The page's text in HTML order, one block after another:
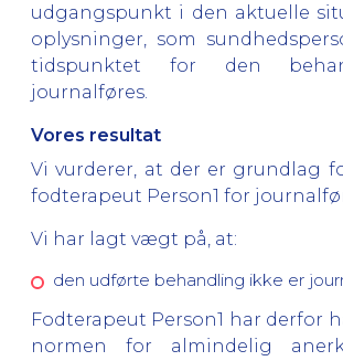
udgangspunkt i den aktuelle
oplysninger, som
tidspunktet for den
journalføres.
Vores resultat
Vi vurderer, at der er grundlag
fodterapeut Person1 for
Vi har lagt vægt på, at:
den udførte behandling ikke er
Fodterapeut Person1 har derfor
normen for almindelig